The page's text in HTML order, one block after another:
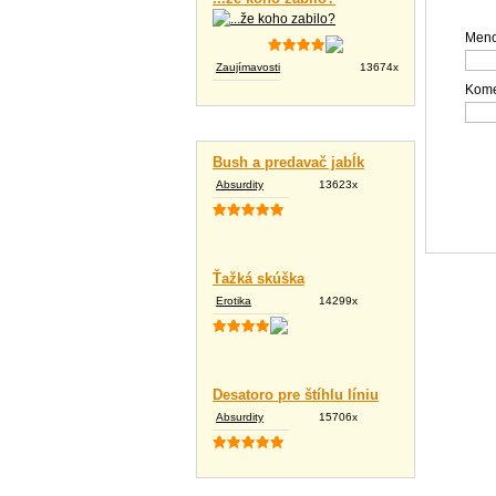
Zaujímavosti 13674x
Bush a predavač jabĺk
Absurdity 13623x
Ťažká skúška
Erotika 14299x
Desatoro pre štíhlu líniu
Absurdity 15706x